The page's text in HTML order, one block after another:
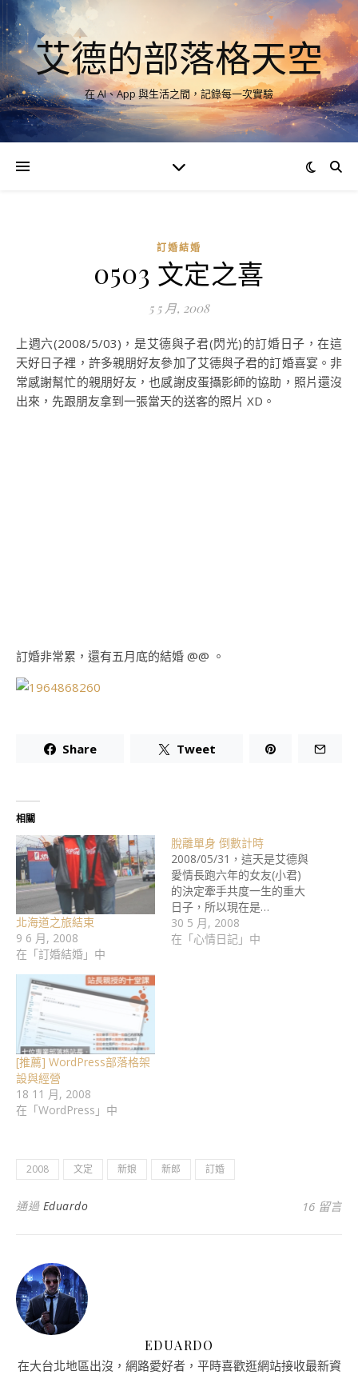
艾德的部落格天空
在 AI、App 與生活之間，記錄每一次實驗
訂婚結婚
0503 文定之喜
5 5 月, 2008
上週六(2008/5/03)，是艾德與子君(閃光)的訂婚日子，在這
天好日子裡，許多親朋好友參加了艾德與子君的訂婚喜宴。非
常感謝幫忙的親朋好友，也感謝皮蛋攝影師的協助，照片還沒
出來，先跟朋友拿到一張當天的送客的照片 XD。
訂婚非常累，還有五月底的結婚 @@ 。
Share Tweet
相關
北海道之旅結束
9 6 月, 2008
在「訂婚結婚」中
脫離單身 倒數計時
2008/05/31，這天是艾德與
愛情長跑六年的女友(小君)
的決定牽手共度一生的重大
日子，所以現在是…
30 5 月, 2008
在「心情日記」中
[推薦] WordPress部落格架
設與經營
18 11 月, 2008
在「WordPress」中
2008 文定 新娘 新郎 訂婚
通過 Eduardo 16 留言
EDUARDO
在大台北地區出沒，網路愛好者，平時喜歡逛網站接收最新資